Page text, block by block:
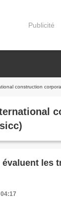
Publicité
construction
les